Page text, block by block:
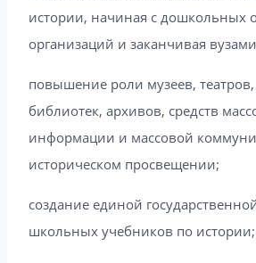
истории, начиная с дошкольных
организаций и заканчивая
повышение роли музеев,
библиотек, архивов, средств
информации и массовой
историческом просвещении;
создание единой
школьных учебников по истории;